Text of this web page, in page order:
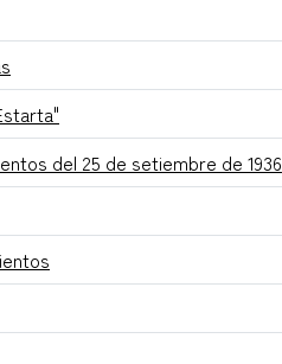
del 25 de setiembre de 1936